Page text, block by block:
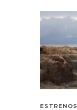
ESTRENOS